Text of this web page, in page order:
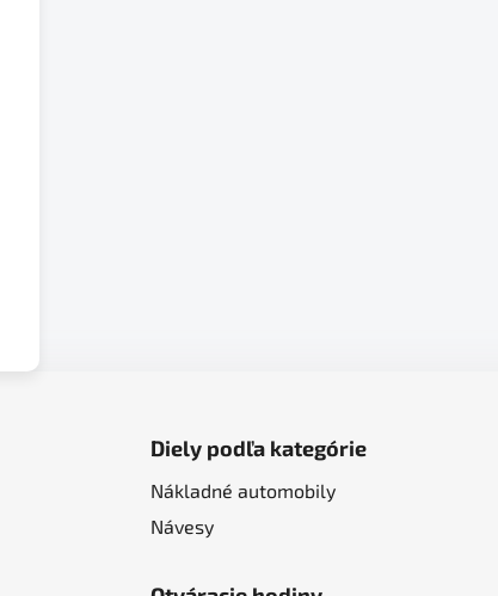
Diely podľa kategórie
Nákladné automobily
Návesy